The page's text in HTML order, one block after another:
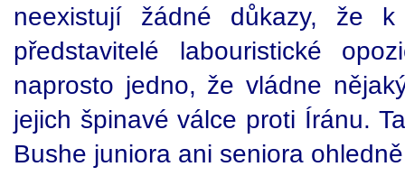
neexistují žádné důkazy, že
představitelé labouristické
naprosto jedno, že vládne
jejich špinavé válce proti Íránu.
Bushe juniora ani seniora